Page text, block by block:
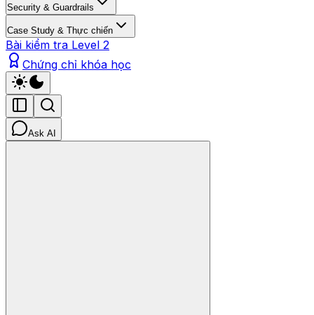
Security & Guardrails
Case Study & Thực chiến
Bài kiểm tra Level 2
Chứng chỉ khóa học
Ask AI